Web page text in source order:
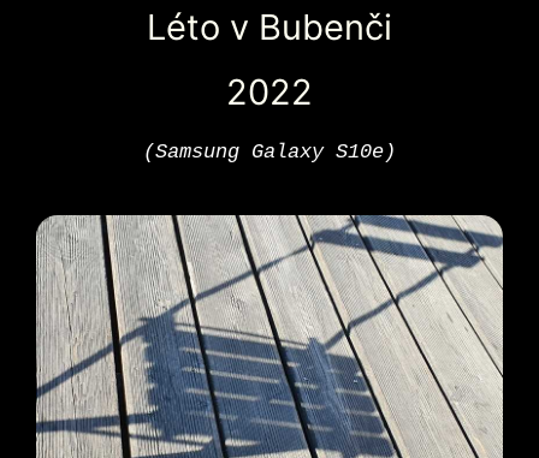
Léto v Bubenči
2022
(Samsung Galaxy S10e)